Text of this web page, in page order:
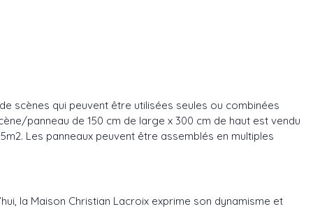
scènes qui peuvent être utilisées seules ou combinées
panneau de 150 cm de large x 300 cm de haut est vendu
Les panneaux peuvent être assemblés en multiples
la Maison Christian Lacroix exprime son dynamisme et